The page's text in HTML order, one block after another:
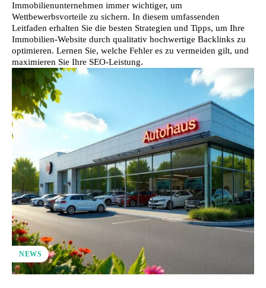
Immobilienunternehmen immer wichtiger, um
Wettbewerbsvorteile zu sichern. In diesem umfassenden
Leitfaden erhalten Sie die besten Strategien und Tipps, um Ihre
Immobilien-Website durch qualitativ hochwertige Backlinks zu
optimieren. Lernen Sie, welche Fehler es zu vermeiden gilt, und
maximieren Sie Ihre SEO-Leistung.
NEWS